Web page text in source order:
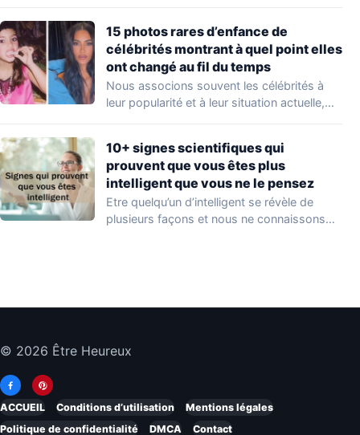
15 photos rares d’enfance de
célébrités montrant à quel point elles
ont changé au fil du temps
Nous associons souvent les célébrités à
leur popularité et à leur situation actuelle,
10+ signes scientifiques qui
prouvent que vous êtes plus
intelligent que vous ne le pensez
Etre quelqu’un d’intelligent se révèle de
plusieurs façons et nous ne connaissons
© 2026 Être Heureux
ACCUEIL Conditions d’utilisation
Mentions légales
Politique de confidentialité
DMCA Contact